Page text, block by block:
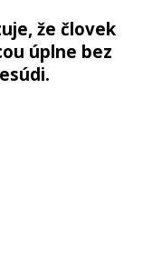
že človek
úplne bez